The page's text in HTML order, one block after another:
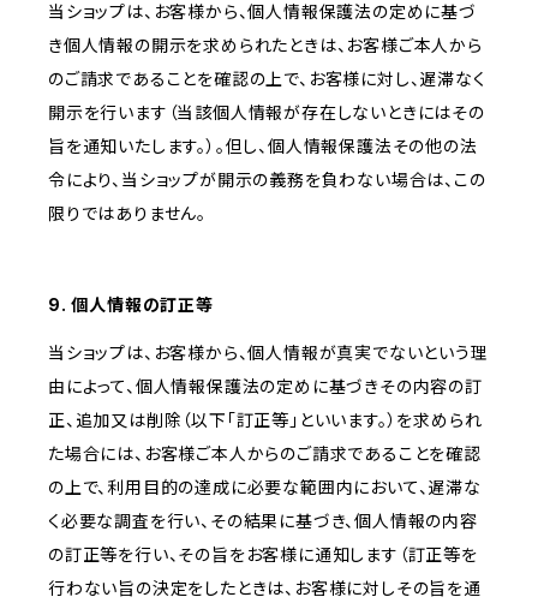
当ショップは、お客様から、個人情報保護法の定めに基づ
き個人情報の開示を求められたときは、お客様ご本人から
のご請求であることを確認の上で、お客様に対し、遅滞なく
開示を行います（当該個人情報が存在しないときにはその
旨を通知いたします。）。但し、個人情報保護法その他の法
令により、当ショップが開示の義務を負わない場合は、この
限りではありません。
9. 個人情報の訂正等
当ショップは、お客様から、個人情報が真実でないという理
由によって、個人情報保護法の定めに基づきその内容の訂
正、追加又は削除（以下「訂正等」といいます。）を求められ
た場合には、お客様ご本人からのご請求であることを確認
の上で、利用目的の達成に必要な範囲内において、遅滞な
く必要な調査を行い、その結果に基づき、個人情報の内容
の訂正等を行い、その旨をお客様に通知します（訂正等を
行わない旨の決定をしたときは、お客様に対しその旨を通